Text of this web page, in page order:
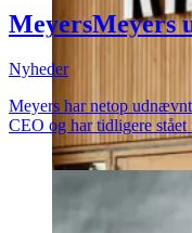
MeyersMeyers
Nyheder
Meyers har netop
CEO og har tidligere